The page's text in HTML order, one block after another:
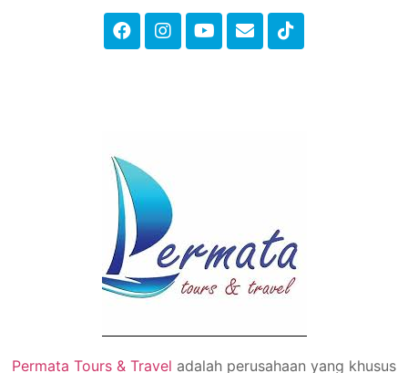
Permata Tours & Travel adalah perusahaan yang khusus